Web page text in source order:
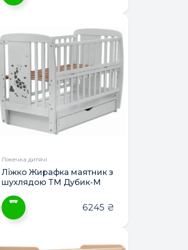
має
кілька
варіантів.
Параметри
можна
вибрати
на
сторінці
товару
Ліжечка дитячі
Ліжко Жирафка маятник з
шухлядою ТМ Дубик-М
6245 ₴